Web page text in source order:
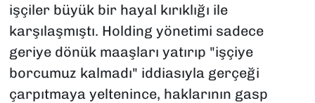
işçiler büyük bir hayal kırıklığı ile
karşılaşmıştı. Holding yönetimi sadece
geriye dönük maaşları yatırıp "işçiye
borcumuz kalmadı" iddiasıyla gerçeği
çarpıtmaya yeltenince, haklarının gasp